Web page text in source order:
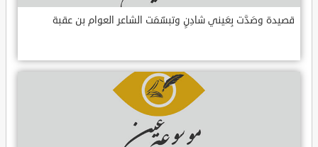
قصيدة وصَدَّت بِعَيني شادِنٍ وتبسّمَت الشاعر العوام بن عقبة